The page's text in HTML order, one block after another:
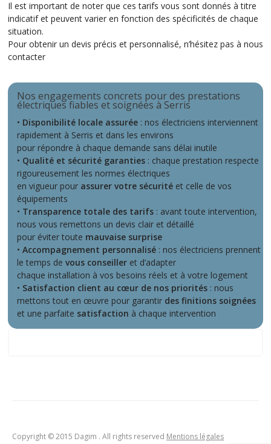
Il est important de noter que ces tarifs vous sont donnés à titre
indicatif et peuvent varier en fonction des spécificités de chaque
situation.
Pour obtenir un devis précis et personnalisé, n’hésitez pas à nous
contacter
Nos engagements concrets pour des prestations
électriques fiables et soignées à Serris
• Disponibilité locale assurée : nos électriciens interviennent
rapidement à Serris et dans les environs
pour répondre à chaque demande sans délai inutile
• Qualité et sécurité garanties : chaque prestation respecte
rigoureusement les normes électriques
en vigueur pour assurer votre sécurité et celle de vos
équipements
• Transparence totale des tarifs : avant toute intervention,
nous vous remettons un devis clair et détaillé
pour éviter toute mauvaise surprise
• Accompagnement personnalisé : nos électriciens prennent
le temps de vous conseiller et d’adapter
chaque installation à vos besoins réels et à votre logement
• Satisfaction client au cœur de nos priorités : nous
mettons tout en œuvre pour garantir des finitions soignées
et une parfaite satisfaction à chaque intervention
Copyright © 2015 Dagim . All rights reserved Mentions légales